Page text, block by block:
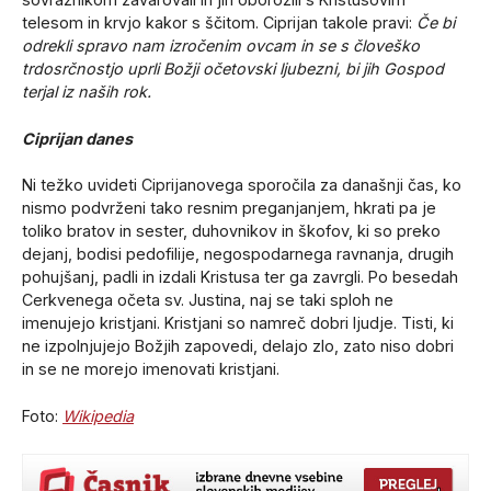
telesom in krvjo kakor s ščitom. Ciprijan takole pravi: Če bi
odrekli spravo nam izročenim ovcam in se s človeško
trdosrčnostjo uprli Božji očetovski ljubezni, bi jih Gospod
terjal iz naših rok.
Ciprijan danes
Ni težko uvideti Ciprijanovega sporočila za današnji čas, ko
nismo podvrženi tako resnim preganjanjem, hkrati pa je
toliko bratov in sester, duhovnikov in škofov, ki so preko
dejanj, bodisi pedofilije, negospodarnega ravnanja, drugih
pohujšanj, padli in izdali Kristusa ter ga zavrgli. Po besedah
Cerkvenega očeta sv. Justina, naj se taki sploh ne
imenujejo kristjani. Kristjani so namreč dobri ljudje. Tisti, ki
ne izpolnjujejo Božjih zapovedi, delajo zlo, zato niso dobri
in se ne morejo imenovati kristjani.
Foto: Wikipedia